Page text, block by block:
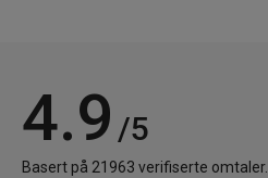
4.9 /5
Basert på 21963 verifiserte omtaler.